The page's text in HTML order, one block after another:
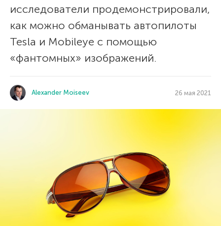
исследователи продемонстрировали,
как можно обманывать автопилоты
Tesla и Mobileye с помощью
«фантомных» изображений.
Alexander Moiseev 26 мая 2021